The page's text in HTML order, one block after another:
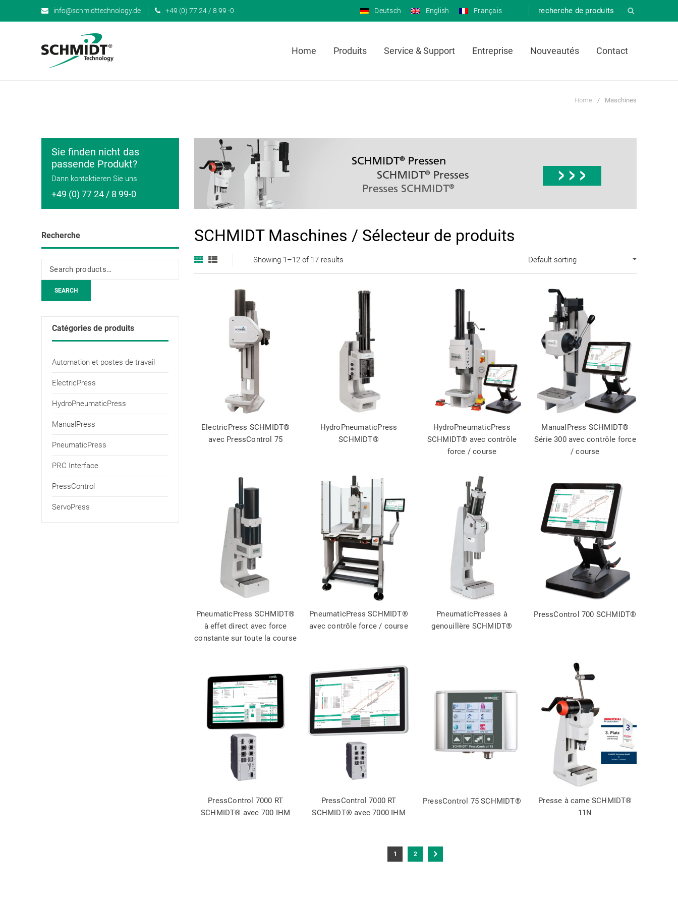
info@schmidttechnology.de +49 (0) 77 24 / 8 99 -0 Deutsch English Français
Home Produits Service & Support Entreprise Nouveautés Contact
Home / Maschines
Sie finden nicht das
passende Produkt?
Dann kontaktieren Sie uns
+49 (0) 77 24 / 8 99-0
Recherche
SEARCH
Catégories de produits
Automation et postes de travail
ElectricPress
HydroPneumaticPress
ManualPress
PneumaticPress
PRC Interface
PressControl
ServoPress
SCHMIDT Maschines / Sélecteur de produits
Showing 1–12 of 17 results Default sorting
ElectricPress SCHMIDT®
avec PressControl 75
HydroPneumaticPress
SCHMIDT®
HydroPneumaticPress
SCHMIDT® avec contrôle
force / course
ManualPress SCHMIDT®
Série 300 avec contrôle force
/ course
PneumaticPress SCHMIDT®
à effet direct avec force
constante sur toute la course
PneumaticPress SCHMIDT®
avec contrôle force / course
PneumaticPresses à
genouillère SCHMIDT®
PressControl 700 SCHMIDT®
PressControl 7000 RT
SCHMIDT® avec 700 IHM
PressControl 7000 RT
SCHMIDT® avec 7000 IHM
PressControl 75 SCHMIDT®
Presse à came SCHMIDT®
11N
1 2